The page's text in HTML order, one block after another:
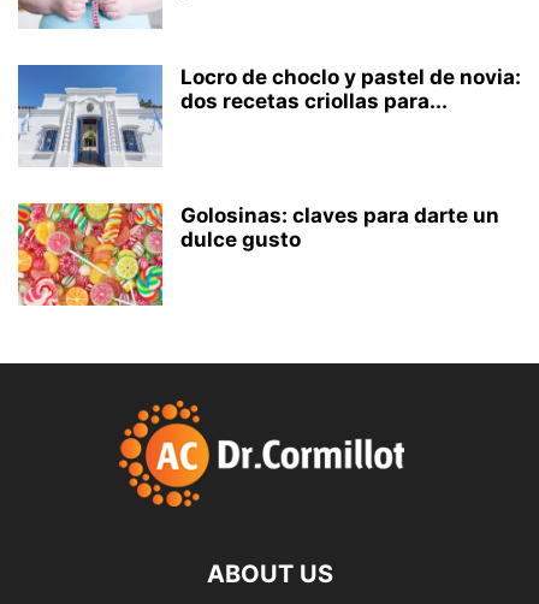
Locro de choclo y pastel de novia:
dos recetas criollas para...
Golosinas: claves para darte un
dulce gusto
ABOUT US